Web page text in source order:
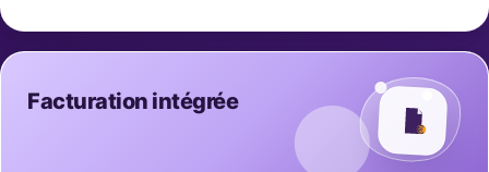
Facturation intégrée